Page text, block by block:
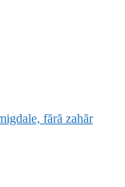
fără zahăr